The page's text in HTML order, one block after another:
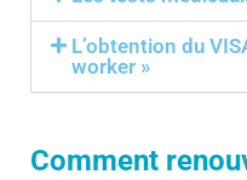
L’obtention du
worker »
Comment